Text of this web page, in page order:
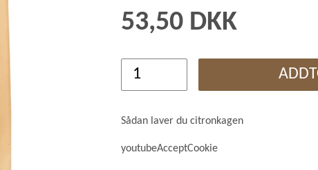
53,50 DKK
Sådan laver du citronkagen
youtubeAcceptCookie